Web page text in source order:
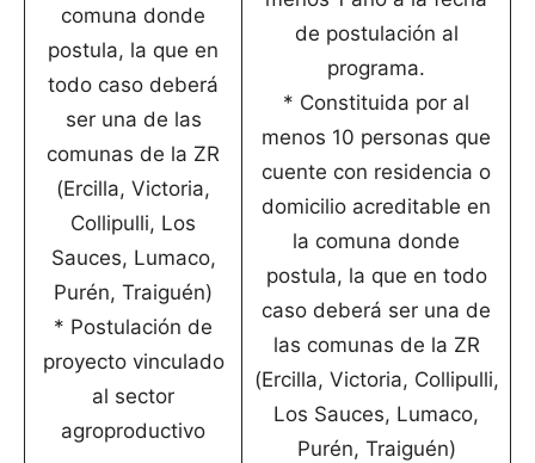
comuna donde
postula, la que en
todo caso deberá
ser una de las
comunas de la ZR
(Ercilla, Victoria,
Collipulli, Los
Sauces, Lumaco,
Purén, Traiguén)
* Postulación de
proyecto vinculado
al sector
agroproductivo
de postulación al
programa.
* Constituida por al
menos 10 personas que
cuente con residencia o
domicilio acreditable en
la comuna donde
postula, la que en todo
caso deberá ser una de
las comunas de la ZR
(Ercilla, Victoria, Collipulli,
Los Sauces, Lumaco,
Purén, Traiguén)